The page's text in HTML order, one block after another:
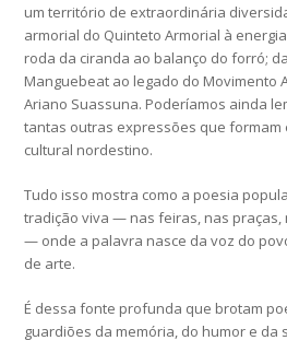
um território de extraordinária
armorial do Quinteto Armorial à
roda da ciranda ao balanço do forró;
Manguebeat ao legado do Movimento
Ariano Suassuna. Poderíamos ainda
tantas outras expressões que formam
cultural nordestino.
Tudo isso mostra como a poesia
tradição viva — nas feiras, nas praças,
— onde a palavra nasce da voz do
de arte.
É dessa fonte profunda que brotam
guardiões da memória, do humor e da